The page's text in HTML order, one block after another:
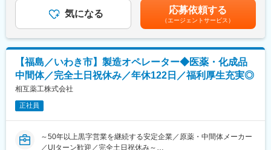
■社風：
技術出身の社長との懇談会が定期的にあり、何でも気軽に話せる
■相互薬工の合成技術：
創業以来、長期的視野に立った研究開発型の企業姿勢が、相互薬
工の現在の姿を形成しています。社会でファインケミカルという
言葉が一般化する以前から、優れた合成技術を生かし、記録材料
や電子材料の開発・製造に着手してきました。
また、今まで蓄積してきたノウハウを生かし、次世代をにらんだ
新規電子材料の開発にも注力しています。基盤事業である医薬品
バルクの品質、ラインナップの充実を図りつつ、「安全」「技術
当：0円～28,100円（扶養家族人数により変動）・役職手当：0円
～21,000円・食事手当：0円～14,950円（出勤日数×650円）賃金
はあくまでも目安の金額であり、選考を通じて上下する可能性が
あります。月給(月額)は固定手当を含めた表記です。
気になる 応募依頼する
（エージェントサービス）
【福島／いわき市】製造オペレーター◆医薬・化成品
中間体／完全土日祝休み／年休122日／福利厚生充実◎
相互薬工株式会社
正社員
～50年以上黒字営業を継続する安定企業／原薬・中間体メーカー
／UIターン歓迎／完全土日祝休み～